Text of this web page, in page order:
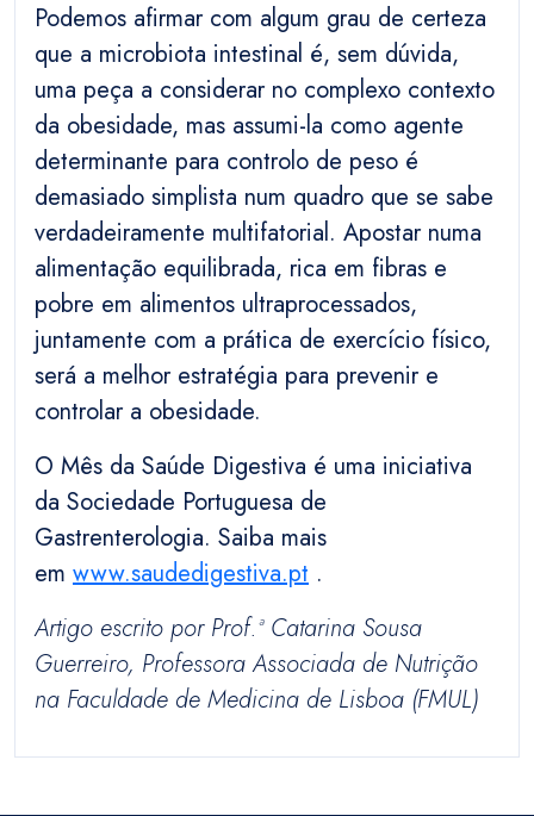
Podemos afirmar com algum grau de certeza
que a microbiota intestinal é, sem dúvida,
uma peça a considerar no complexo contexto
da obesidade, mas assumi-la como agente
determinante para controlo de peso é
demasiado simplista num quadro que se sabe
verdadeiramente multifatorial. Apostar numa
alimentação equilibrada, rica em fibras e
pobre em alimentos ultraprocessados,
juntamente com a prática de exercício físico,
será a melhor estratégia para prevenir e
controlar a obesidade.
O Mês da Saúde Digestiva é uma iniciativa
da Sociedade Portuguesa de
Gastrenterologia. Saiba mais
em www.saudedigestiva.pt .
Artigo escrito por Prof.ª Catarina Sousa
Guerreiro, Professora Associada de Nutrição
na Faculdade de Medicina de Lisboa (FMUL)